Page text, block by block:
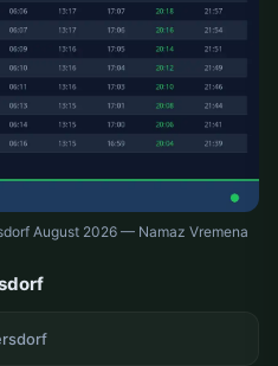
August 2026 — Namaz Vremena